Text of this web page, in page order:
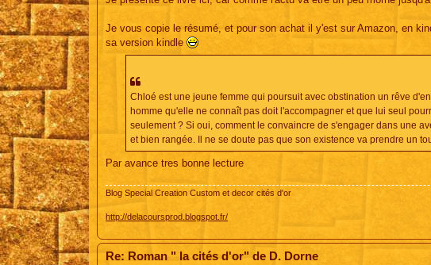
Je vous copie le résumé, et pour son achat il y'est sur Amazon, en
sa version kindle
Chloé est une jeune femme qui poursuit avec obstination un rêve
homme qu'elle ne connaît pas doit l'accompagner et que lui seul
seulement ? Si oui, comment le convaincre de s'engager dans une
et bien rangée. Il ne se doute pas que son existence va prendre un
Par avance tres bonne lecture
Blog Special Creation Custom et decor cités d'or
http://delacoursprod.blogspot.fr/
Re: Roman " la cités d'or" de D. Dorne